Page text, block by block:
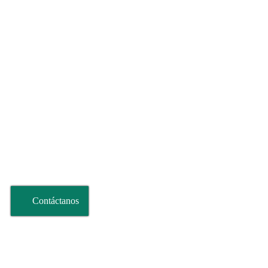
Contáctanos